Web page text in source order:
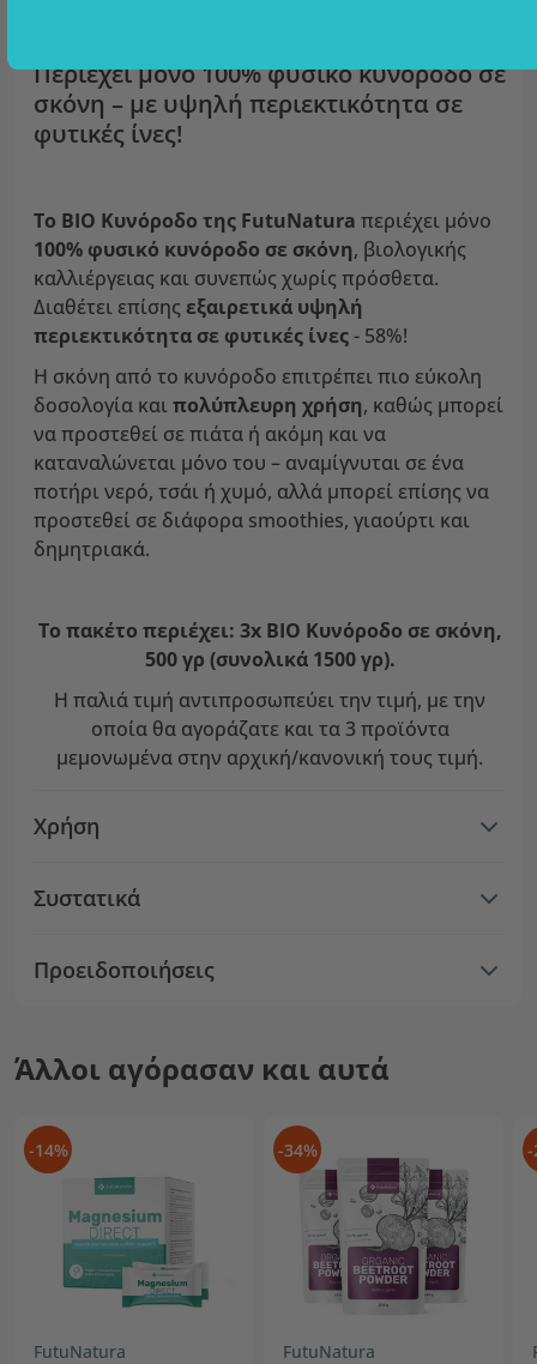
Περιέχει μόνο 100% φυσικό κυνόροδο σε
σκόνη – με υψηλή περιεκτικότητα σε
φυτικές ίνες!
Το ΒΙΟ Κυνόροδο της FutuNatura περιέχει μόνο
100% φυσικό κυνόροδο σε σκόνη, βιολογικής
καλλιέργειας και συνεπώς χωρίς πρόσθετα.
Διαθέτει επίσης εξαιρετικά υψηλή
περιεκτικότητα σε φυτικές ίνες- 58%!
Η σκόνη από το κυνόροδο επιτρέπει πιο εύκολη
δοσολογία καιπολύπλευρη χρήση, καθώς μπορεί
να προστεθεί σε πιάτα ή ακόμη και να
καταναλώνεται μόνο του – αναμίγνυται σε ένα
ποτήρι νερό, τσάι ή χυμό, αλλά μπορεί επίσης να
προστεθεί σε διάφορα smoothies, γιαούρτι και
δημητριακά.
Το πακέτο περιέχει: 3x BIO Κυνόροδο σε σκόνη,
500 γρ (συνολικά 1500 γρ).
Η παλιά τιμή αντιπροσωπεύει την τιμή, με την
οποία θα αγοράζατε και τα 3 προϊόντα
μεμονωμένα στην αρχική/κανονική τους τιμή.
Χρήση
Συστατικά
Προειδοποιήσεις
Άλλοι αγόρασαν και αυτά
-14%
FutuNatura
-34%
FutuNatura
-